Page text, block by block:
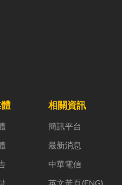
相關資訊
簡訊平台
最新消息
中華電信